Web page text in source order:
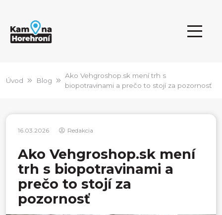
Úvod Blog
Ako Vehgroshop.sk mení trh s
biopotravinami a prečo to stojí za pozornosť
16.03.2026 Redakcia
Ako Vehgroshop.sk mení
trh s biopotravinami a
prečo to stojí za
pozornosť